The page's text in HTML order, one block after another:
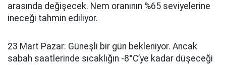
arasında değişecek. Nem oranının %65 seviyelerine
ineceği tahmin ediliyor.
23 Mart Pazar: Güneşli bir gün bekleniyor. Ancak
sabah saatlerinde sıcaklığın -8°C’ye kadar düşeceği